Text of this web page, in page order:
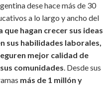
dese hace más de 30
a lo largo y ancho del
hagan crecer sus ideas
sus habilidades laborales,
mejor calidad de
comunidades. Desde sus
más de 1 millón y